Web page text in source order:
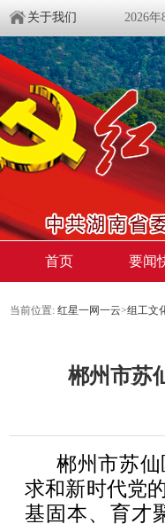
关于我们 2026年
首页 要闻
当前位置: 红星一网一云>组工文
郴州市苏
郴州市苏
求和新时代党
基固本、育才